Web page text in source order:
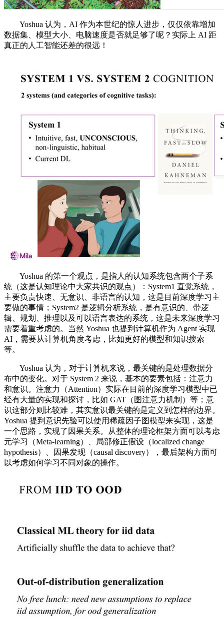
Yoshua 认为，AI 作为本世纪的惊人进步，仅仅依靠增加
数据集、模型大小、电脑速度是否就足够了呢？实际上 AI 距
真正的人工智能还差的很远！
Yoshua 的第一个观点，是指人的认知系统包含两个子系
统（这是认知理论中大家共识的观点）：System1 直觉系统，
主要负责快速、无意识、非语言的认知，这是目前深度学习主
要做的事情；System2 是逻辑分析系统，是有意识的、带逻
辑、规划、推理以及可以语言表达的系统，这是未来深度学习
需要着重考虑的。当然 Yoshua 也提到计算机作为 Agent 实现
AI，需要从计算机角度考虑，比如更好的模型和知识搜索
等。
Yoshua 认为，对于计算机来说，最关键的是处理数据分
布中的变化。对于 System 2 来说，基本的要素包括：注意力
和意识。注意力（Attention）实际在目前的深度学习模型中已
经有大量的实现和探讨，比如 GAT（图注意力机制）等；意
识这部分则比较难，其实意识最关键的是定义到怎样的边界。
Yoshua 提到意识先验可以使用稀疏因子图模型来实现，这是
一个思路，实现了因果关系。从整体的理论框架方面可以考虑
元学习（Meta-learning）、局部修正假设（localized change
hypothesis）、因果发现（causal discovery），最后架构方面可
以考虑如何学习不同对象的操作。